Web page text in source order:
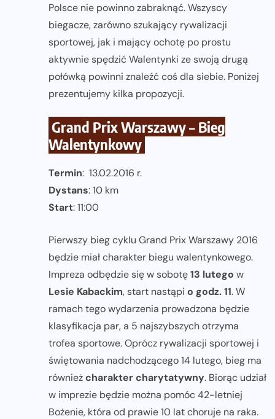
Polsce nie powinno zabraknąć. Wszyscy
biegacze, zarówno szukający rywalizacji
sportowej, jak i mający ochotę po prostu
aktywnie spędzić Walentynki ze swoją drugą
połówką powinni znaleźć coś dla siebie. Poniżej
prezentujemy kilka propozycji.
Grand Prix Warszawy – Bieg
Walentynkowy
Termin: 13.02.2016 r.
Dystans: 10 km
Start: 11:00
Pierwszy bieg cyklu Grand Prix Warszawy 2016
będzie miał charakter biegu walentynkowego.
Impreza odbędzie się w sobotę13 lutego w
Lesie Kabackim, start nastąpi o godz. 11. W
ramach tego wydarzenia prowadzona będzie
klasyfikacja par, a 5 najszybszych otrzyma
trofea sportowe. Oprócz rywalizacji sportowej i
świętowania nadchodzącego 14 lutego, bieg ma
równieżcharakter charytatywny. Biorąc udział
w imprezie będzie można pomóc 42-letniej
Bożenie, która od prawie 10 lat choruje na raka.